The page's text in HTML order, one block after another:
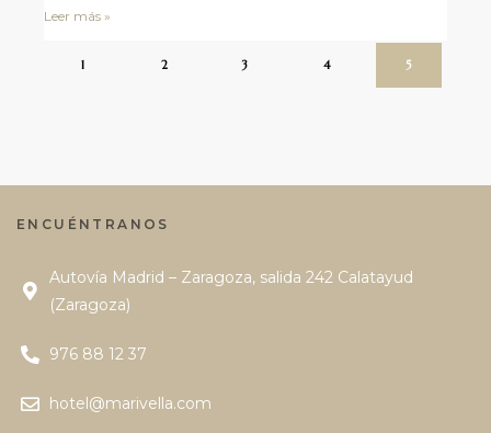
Leer más »
1 2 3 4 5
ENCUÉNTRANOS
Autovía Madrid – Zaragoza, salida 242 Calatayud
(Zaragoza)
976 88 12 37
hotel@marivella.com